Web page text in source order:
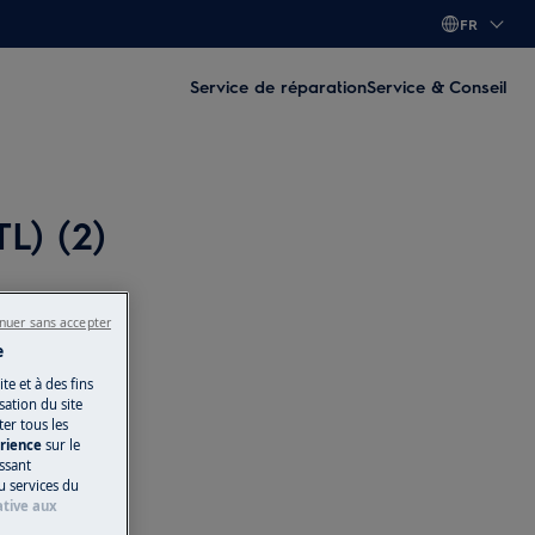
FR
Service de réparationService & Conseil
(2)
et à des fins
du site
tous les
sur le
services du
aux
sans accepter